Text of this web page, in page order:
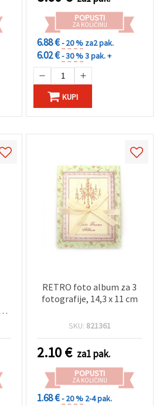
POPUSTI
ZA KOLIČINU
6.88 €- 20 % za2 pak.
6.02 €- 30 %3 pak. +
KUPI
RETRO foto album za 3
fotografije, 14,3 x 11 cm
SKU: 821361
2.10€ za1 pak.
POPUSTI
ZA KOLIČINU
1.68 €- 20 % 2-4 pak.